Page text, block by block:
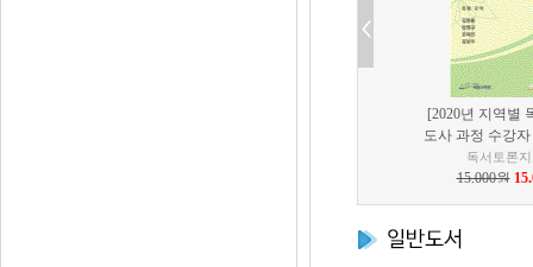
[2020년 지역별
도사 과정 수강
독서토론
15,000원